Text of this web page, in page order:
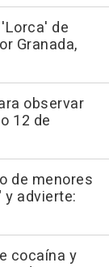
de
Granada,
observar
12 de
de menores
advierte:
cocaína y